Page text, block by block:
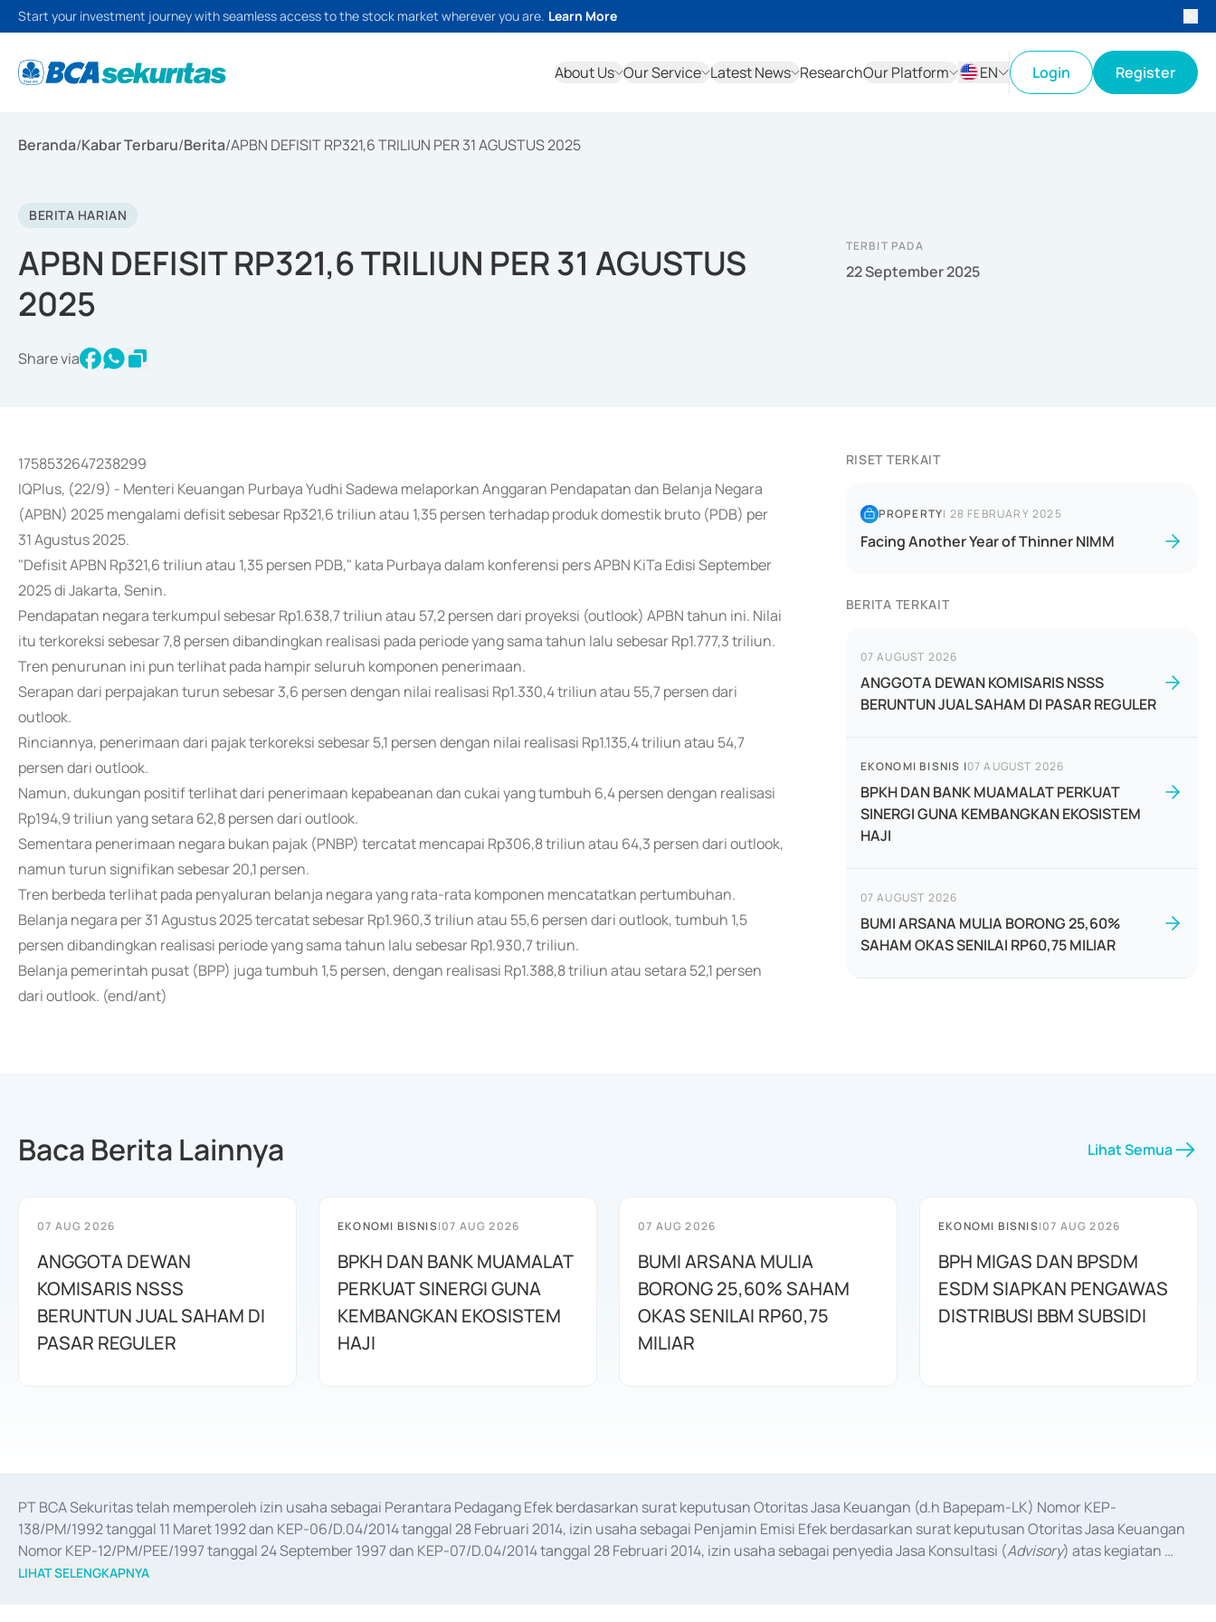
Start your investment journey with seamless access to the stock market wherever you are. Learn More
About Us Our Service Latest News ResearchOur Platform
EN
Login Register
Beranda/Kabar Terbaru/Berita/APBN DEFISIT RP321,6 TRILIUN PER 31 AGUSTUS 2025
BERITA HARIAN
APBN DEFISIT RP321,6 TRILIUN PER 31 AGUSTUS
2025
Share via
TERBIT PADA
22 September 2025
1758532647238299
IQPlus, (22/9) - Menteri Keuangan Purbaya Yudhi Sadewa melaporkan Anggaran Pendapatan dan Belanja Negara
(APBN) 2025 mengalami defisit sebesar Rp321,6 triliun atau 1,35 persen terhadap produk domestik bruto (PDB) per
31 Agustus 2025.
"Defisit APBN Rp321,6 triliun atau 1,35 persen PDB," kata Purbaya dalam konferensi pers APBN KiTa Edisi September
2025 di Jakarta, Senin.
Pendapatan negara terkumpul sebesar Rp1.638,7 triliun atau 57,2 persen dari proyeksi (outlook) APBN tahun ini. Nilai
itu terkoreksi sebesar 7,8 persen dibandingkan realisasi pada periode yang sama tahun lalu sebesar Rp1.777,3 triliun.
Tren penurunan ini pun terlihat pada hampir seluruh komponen penerimaan.
Serapan dari perpajakan turun sebesar 3,6 persen dengan nilai realisasi Rp1.330,4 triliun atau 55,7 persen dari
outlook.
Rinciannya, penerimaan dari pajak terkoreksi sebesar 5,1 persen dengan nilai realisasi Rp1.135,4 triliun atau 54,7
persen dari outlook.
Namun, dukungan positif terlihat dari penerimaan kepabeanan dan cukai yang tumbuh 6,4 persen dengan realisasi
Rp194,9 triliun yang setara 62,8 persen dari outlook.
Sementara penerimaan negara bukan pajak (PNBP) tercatat mencapai Rp306,8 triliun atau 64,3 persen dari outlook,
namun turun signifikan sebesar 20,1 persen.
Tren berbeda terlihat pada penyaluran belanja negara yang rata-rata komponen mencatatkan pertumbuhan.
Belanja negara per 31 Agustus 2025 tercatat sebesar Rp1.960,3 triliun atau 55,6 persen dari outlook, tumbuh 1,5
persen dibandingkan realisasi periode yang sama tahun lalu sebesar Rp1.930,7 triliun.
Belanja pemerintah pusat (BPP) juga tumbuh 1,5 persen, dengan realisasi Rp1.388,8 triliun atau setara 52,1 persen
dari outlook. (end/ant)
RISET TERKAIT
PROPERTY| 28 FEBRUARY 2025
Facing Another Year of Thinner NIMM
BERITA TERKAIT
07 AUGUST 2026
ANGGOTA DEWAN KOMISARIS NSSS
BERUNTUN JUAL SAHAM DI PASAR REGULER
EKONOMI BISNIS |07 AUGUST 2026
BPKH DAN BANK MUAMALAT PERKUAT
SINERGI GUNA KEMBANGKAN EKOSISTEM
HAJI
07 AUGUST 2026
BUMI ARSANA MULIA BORONG 25,60%
SAHAM OKAS SENILAI RP60,75 MILIAR
Baca Berita Lainnya Lihat Semua
07 AUG 2026
ANGGOTA DEWAN
KOMISARIS NSSS
BERUNTUN JUAL SAHAM DI
PASAR REGULER
EKONOMI BISNIS|07 AUG 2026
BPKH DAN BANK MUAMALAT
PERKUAT SINERGI GUNA
KEMBANGKAN EKOSISTEM
HAJI
07 AUG 2026
BUMI ARSANA MULIA
BORONG 25,60% SAHAM
OKAS SENILAI RP60,75
MILIAR
EKONOMI BISNIS|07 AUG 2026
BPH MIGAS DAN BPSDM
ESDM SIAPKAN PENGAWAS
DISTRIBUSI BBM SUBSIDI
PT BCA Sekuritas telah memperoleh izin usaha sebagai Perantara Pedagang Efek berdasarkan surat keputusan Otoritas Jasa Keuangan (d.h Bapepam-LK) Nomor KEP-
138/PM/1992 tanggal 11 Maret 1992 dan KEP-06/D.04/2014 tanggal 28 Februari 2014, izin usaha sebagai Penjamin Emisi Efek berdasarkan surat keputusan Otoritas Jasa Keuangan
Nomor KEP-12/PM/PEE/1997 tanggal 24 September 1997 dan KEP-07/D.04/2014 tanggal 28 Februari 2014, izin usaha sebagai penyedia Jasa Konsultasi (Advisory) atas kegiatan
merger, akuisisi, divestasi, dan
LIHAT SELENGKAPNYA